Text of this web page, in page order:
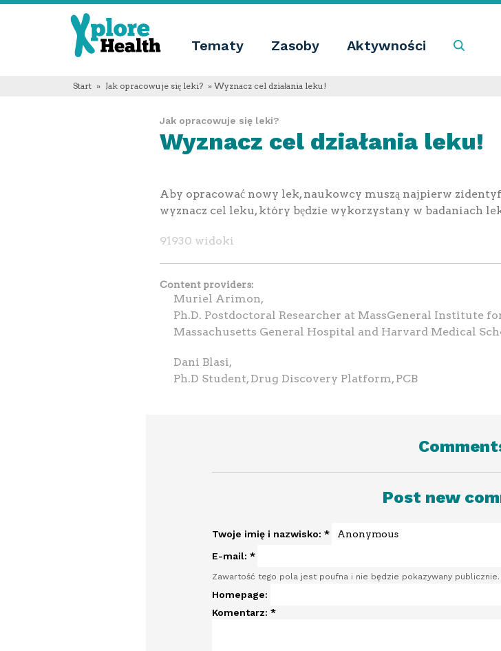
Xplore
Health
Tematy Zasoby Aktywności
Xplore
o
nas
Educational
English
Polski
Start » Jak opracowuje się leki? » Wyznacz cel działania leku!
Jak opracowuje się leki?
Wyznacz cel działania leku!
Aby opracować nowy lek, naukowcy muszą najpierw
wyznacz cel leku, który będzie wykorzystany w badaniach
91930 widoki
Content providers
Muriel Arimon,
Ph.D. Postdoctoral Researcher at MassGeneral Institute
Massachusetts General Hospital and Harvard Medical
Dani Blasi,
Ph.D Student, Drug Discovery Platform, PCB
Post new
Twoje imię i nazwisko: *
E-mail: *
Zawartość tego pola jest poufna i nie będzie pokazywany publicznie.
Homepage:
Komentarz: *